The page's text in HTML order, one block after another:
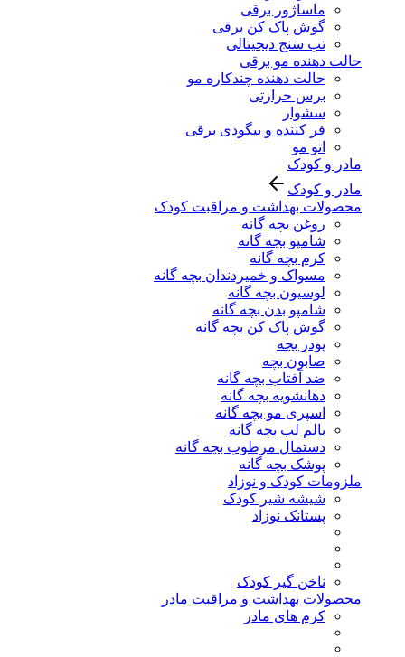
ماساژور برقی
گوش پاک کن برقی
تب سنج دیجیتالی
حالت دهنده مو برقی
حالت دهنده چندکاره مو
برس حرارتی
سشوار
فر کننده و بیگودی برقی
اتو مو
مادر و کودک
مادر و کودک
محصولات بهداشت و مراقبت کودک
روغن بچه گانه
شامپو بچه گانه
کرم بچه گانه
مسواک و خمیردندان بچه گانه
لوسیون بچه گانه
شامپو بدن بچه گانه
گوش پاک کن بچه گانه
پودر بچه
صابون بچه
ضد آفتاب بچه گانه
دهانشویه بچه گانه
اسپری مو بچه گانه
بالم لب بچه گانه
دستمال مرطوب بچه گانه
پوشک بچه گانه
ملزومات کودک و نوزاد
شیشه شیر کودک
پستانک نوزاد
ناخن گیر کودک
محصولات بهداشت و مراقبت مادر
کرم های مادر